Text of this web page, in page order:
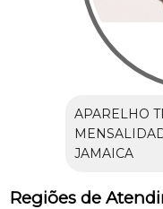
APARELHO
JAMAICA
Regiões de